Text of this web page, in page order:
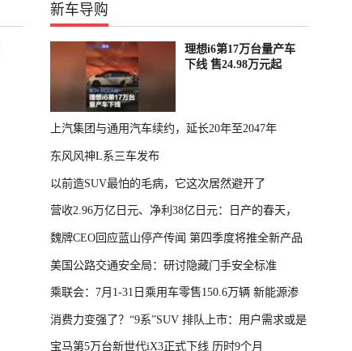
新车导购
理想i6第17万台量产车
下线 售24.98万元起
上汽集团与通用汽车续约，延长20年至2047年
东风风神L系三车发布
以前造SUV最怕的毛病，它这次居然避开了
营收2.96万亿日元、净利38亿日元：日产的春天，
回来了
魏牌CEO回应蓝山停产传闻 第四季度将推全新产品
美国公路交通安全局：研讨隐藏门手安全标准
乘联会：7月1-31日乘用车零售150.6万辆 新能源渗
透率64.4%
消费力变强了？“9系”SUV 排队上市：用户需求或是
主因
宝马第5万台新世代iX3正式下线 历时9个月